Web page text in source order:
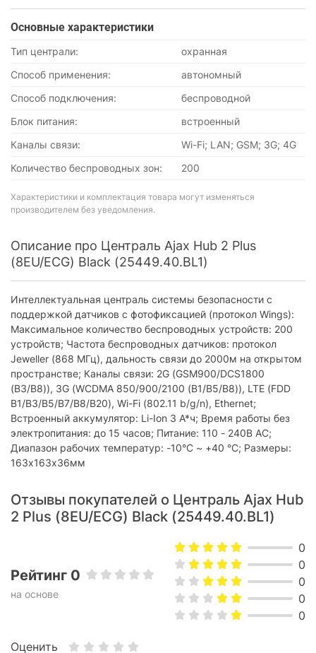
Основные характеристики
Тип централи:
охранная
Способ применения:
автономный
Способ подключения:
беспроводной
Блок питания:
встроенный
Каналы связи:
Wi-Fi; LAN; GSM; 3G; 4G
Количество беспроводных зон:
200
Характеристики и комплектация товара могут изменяться
производителем без уведомления.
Описание про Централь Ajax Hub 2 Plus
(8EU/ECG) Black (25449.40.BL1)
Интеллектуальная централь системы безопасности с
поддержкой датчиков с фотофиксацией (протокол Wings):
Максимальное количество беспроводных устройств: 200
устройств; Частота беспроводных датчиков: протокол
Jeweller (868 МГц), дальность связи до 2000м на открытом
пространстве; Каналы связи: 2G (GSM900/DCS1800
(B3/B8)), 3G (WCDMA 850/900/2100 (B1/B5/B8)), LTE (FDD
B1/B3/B5/B7/B8/B20), Wi-Fi (802.11 b/g/n), Ethernet;
Встроенный аккумулятор: Li-Ion 3 А*ч; Время работы без
электропитания: до 15 часов; Питание: 110 - 240В AC;
Диапазон рабочих температур: -10°С ~ +40 °С; Размеры:
163x163x36мм
Отзывы покупателей о Централь Ajax Hub
2 Plus (8EU/ECG) Black (25449.40.BL1)
Рейтинг 0
на основе
0
0
0
0
0
Оценить